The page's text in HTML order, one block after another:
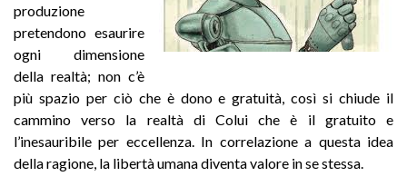
produzione
pretendono esaurire
ogni dimensione
della realtà; non c’è
più spazio per ciò che è dono e gratuità, così si chiude il
cammino verso la realtà di Colui che è il gratuito e
l’inesauribile per eccellenza. In correlazione a questa idea
della ragione, la libertà umana diventa valore in se stessa.